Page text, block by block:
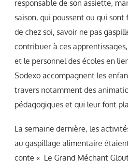
responsable de son assiette,
saison, qui poussent ou qui
de chez soi, savoir ne pas
contribuer à ces
et le personnel des écoles en
Sodexo accompagnent les
travers notamment des
pédagogiques et qui leur font
La semaine dernière, les
au gaspillage alimentaire
conte « Le Grand Méchant